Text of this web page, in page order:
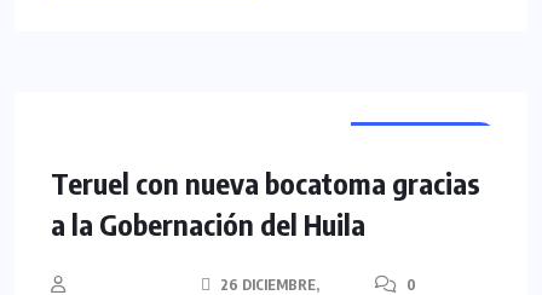
Teruel con nueva bocatoma gracias
a la Gobernación del Huila
26 DICIEMBRE,
0